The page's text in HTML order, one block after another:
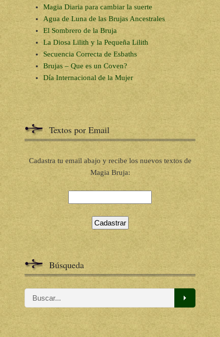
Magia Diaria para cambiar la suerte
Agua de Luna de las Brujas Ancestrales
El Sombrero de la Bruja
La Diosa Lilith y la Pequeña Lilith
Secuencia Correcta de Esbaths
Brujas – Que es un Coven?
Día Internacional de la Mujer
Textos por Email
Cadastra tu email abajo y recibe los nuevos textos de
Magia Bruja:
Búsqueda